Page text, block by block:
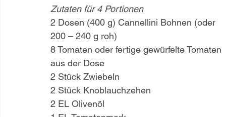
Zutaten für 4 Portionen
2 Dosen (400 g) Cannellini Bohnen (oder
200 – 240 g roh)
8 Tomaten oder fertige gewürfelte Tomaten
aus der Dose
2 Stück Zwiebeln
2 Stück Knoblauchzehen
2 EL Olivenöl